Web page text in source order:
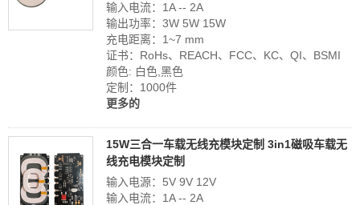
输入电流：1A -- 2A
输出功率：3W 5W 15W
充电距离：1~7 mm
证书：RoHs、REACH、FCC、KC、QI、BSMI
颜色: 白色,黑色
定制：1000件
更多的
15W三合一车载无线充模块定制 3in1磁吸车载无
线充电模块定制
输入电源：5V 9V 12V
输入电流：1A -- 2A